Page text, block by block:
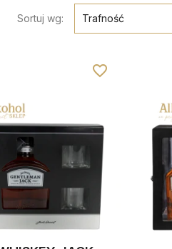
Sortuj wg: Trafność
favorite_border